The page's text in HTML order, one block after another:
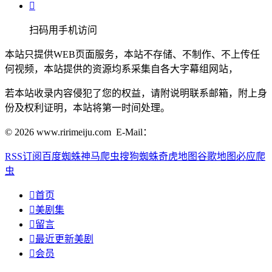

扫码用手机访问
本站只提供WEB页面服务，本站不存储、不制作、不上传任
何视频，本站提供的资源均系采集自各大字幕组网站，
若本站收录内容侵犯了您的权益，请附说明联系邮箱，附上身
份及权利证明，本站将第一时间处理。
© 2026 www.ririmeiju.com E-Mail：
RSS订阅 百度蜘蛛神马爬虫搜狗蜘蛛奇虎地图谷歌地图必应爬
虫
首页
美剧集
留言
最近更新美剧
会员